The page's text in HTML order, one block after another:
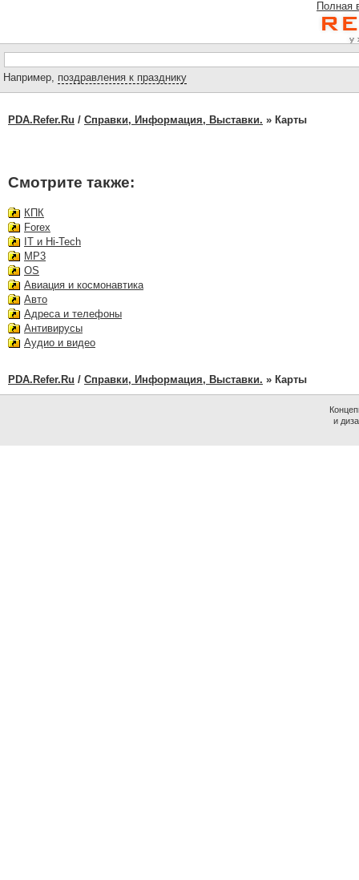
Полная
Например, поздравления к празднику
PDA.Refer.Ru / Справки, Информация, Выставки. » Карты
Смотрите также:
КПК
Forex
IT и Hi-Tech
MP3
OS
Авиация и космонавтика
Авто
Адреса и телефоны
Антивирусы
Аудио и видео
PDA.Refer.Ru / Справки, Информация, Выставки. » Карты
и